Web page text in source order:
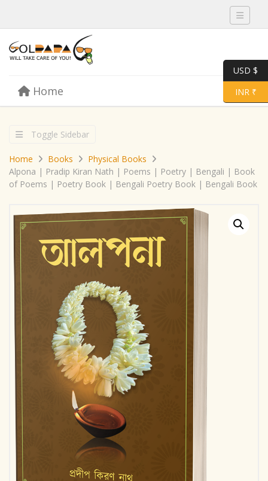
Toggle
Menu Toggle
Home
Toggle Sidebar
Home Books
Physical Books
Alpona | Pradip Kiran Nath | Poems | Poetry | Bengali | Book
of Poems | Poetry Book | Bengali Poetry Book | Bengali Book
USD $
INR ₹